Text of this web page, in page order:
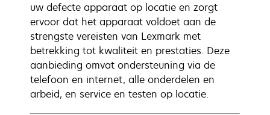
uw defecte apparaat op locatie en zorgt
ervoor dat het apparaat voldoet aan de
strengste vereisten van Lexmark met
betrekking tot kwaliteit en prestaties. Deze
aanbieding omvat ondersteuning via de
telefoon en internet, alle onderdelen en
arbeid, en service en testen op locatie.